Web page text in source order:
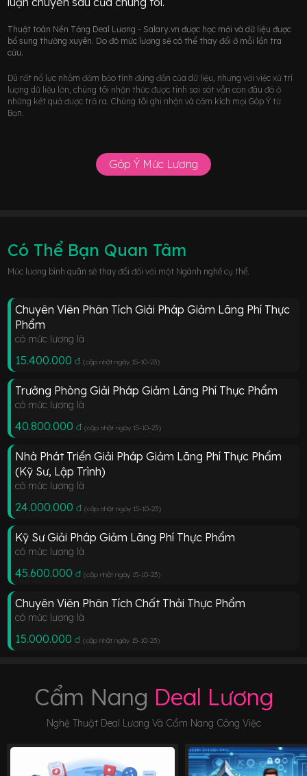
Thuật toán Nền Tảng Deal Lương - Salary.vn được học mới và dữ liệu được
bổ sung thường xuyên. Do đó mức lương sẽ có thể thay đổi ở mỗi lần tra
cứu.
Dù rất nổ lực nhằm đảm bảo tính đúng đắn của dữ liệu, nhưng với việc xử trí
lượng dữ liệu lớn, chúng tôi nhận thức được tính sai sót vẫn còn đâu đó ở
những kết quả được trả ra. Chúng tôi ghi nhận và cảm kích mọi Góp Ý từ
Bạn.
Góp Ý Mức Lương
Có Thể Bạn Quan Tâm
Mức lương bình quân sẽ thay đổi đối với một Ngành nghề cụ thể.
Chuyên Viên Phân Tích Giải Pháp Giảm Lãng Phí Thực
Phẩm
có mức lương là
15.400.000 đ (cập nhật ngày 15-10-23)
Trưởng Phòng Giải Pháp Giảm Lãng Phí Thực Phẩm
có mức lương là
40.800.000 đ (cập nhật ngày 15-10-23)
Nhà Phát Triển Giải Pháp Giảm Lãng Phí Thực Phẩm
(Kỹ Sư, Lập Trình)
có mức lương là
24.000.000 đ (cập nhật ngày 15-10-23)
Kỹ Sư Giải Pháp Giảm Lãng Phí Thực Phẩm
có mức lương là
45.600.000 đ (cập nhật ngày 15-10-23)
Chuyên Viên Phân Tích Chất Thải Thực Phẩm
có mức lương là
15.000.000 đ (cập nhật ngày 15-10-23)
Cẩm Nang Deal Lương
Nghệ Thuật Deal Lương Và Cẩm Nang Công Việc